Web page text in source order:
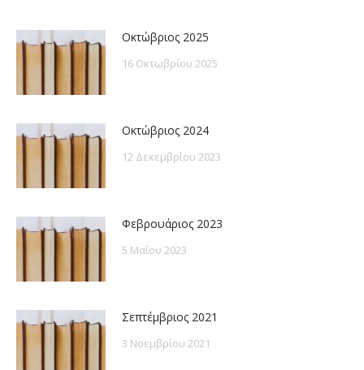
Οκτώβριος 2025
16 Οκτωβρίου 2025
Οκτώβριος 2024
12 Δεκεμβρίου 2023
Φεβρουάριος 2023
5 Μαΐου 2023
Σεπτέμβριος 2021
3 Νοεμβρίου 2021